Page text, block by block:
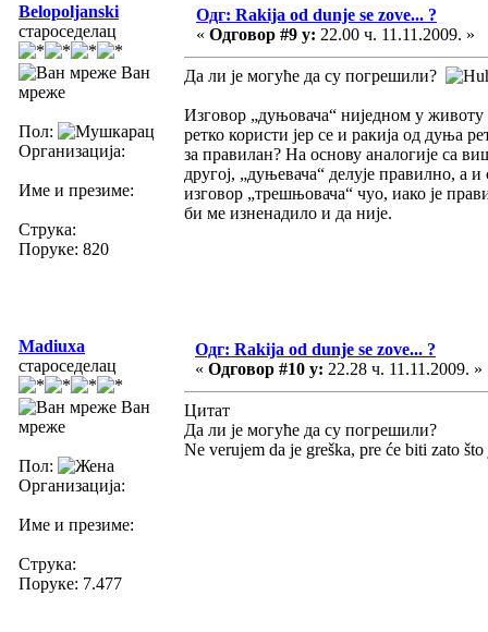
Belopoljanski
староседелац
Ван
мреже
Пол:
Организација:
Име и презиме:
Струка:
Поруке: 820
Одг: Rakija od dunje se zove... ?
« Одговор #9 у: 22.00 ч. 11.11.2009. »
Да ли је могуће да су погрешили?
Изговор „дуњовача“ ниједном у
ретко користи јер се и ракија од дуња
за правилан? На основу аналогије са
другој, „дуњевача“ делује правилно, а
изговор „трешњовача“ чуо, иако је
би ме изненадило и да није.
Madiuxa
староседелац
Ван
мреже
Пол:
Организација:
Име и презиме:
Струка:
Поруке: 7.477
Одг: Rakija od dunje se zove... ?
« Одговор #10 у: 22.28 ч. 11.11.2009. »
Цитат
Да ли је могуће да су погрешили?
Ne verujem da je greška, pre će biti zato